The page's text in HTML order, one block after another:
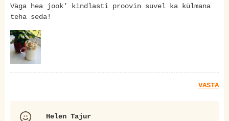
Väga hea jook’ kindlasti proovin suvel ka külmana
teha seda!
VASTA
Helen Tajur